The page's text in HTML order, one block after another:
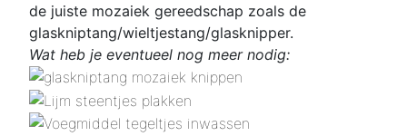
de juiste mozaiek gereedschap zoals de
glaskniptang/wieltjestang/glasknipper.
Wat heb je eventueel nog meer nodig: